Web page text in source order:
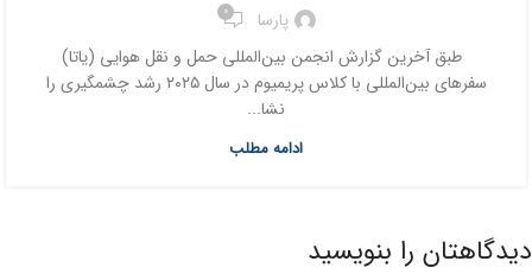
پارسا 0
طبق آخرین گزارش انجمن بین‌المللی حمل و نقل هوایی (یاتا)
سفرهای بین‌المللی با کلاس پریمیوم در سال ۲۰۲۵ رشد چشمگیری را
نشا...
ادامه مطلب
دیدگاهتان را بنویسید